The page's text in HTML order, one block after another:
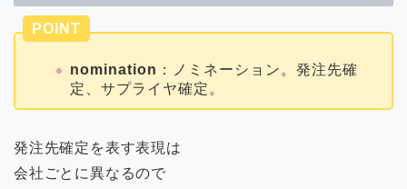
POINT
nomination ：ノミネーション。発注先確
定、サプライヤ確定。
発注先確定を表す表現は
会社ごとに異なるので